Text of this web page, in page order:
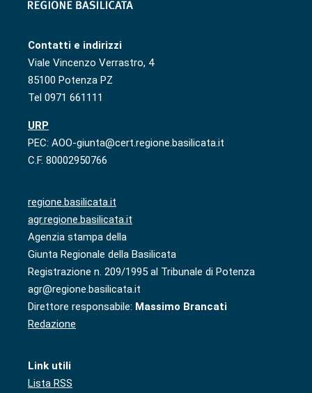
Contatti e indirizzi
Viale Vincenzo Verrastro, 4
85100 Potenza PZ
Tel 0971 661111
URP
PEC: AOO-giunta@cert.regione.basilicata.it
C.F. 80002950766
regione.basilicata.it
agr.regione.basilicata.it
Agenzia stampa della
Giunta Regionale della Basilicata
Registrazione n. 209/1995 al Tribunale di Potenza
agr@regione.basilicata.it
Direttore responsabile: Massimo Brancati
Redazione
Link utili
Lista RSS